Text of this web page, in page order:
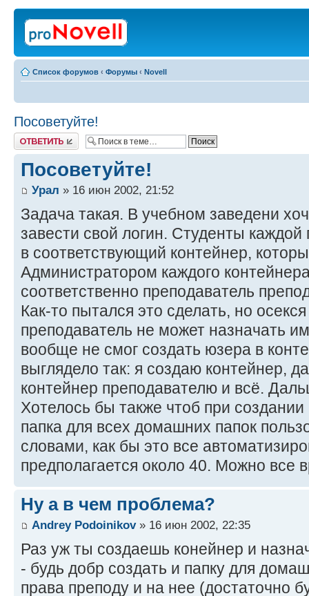
Список форумов ‹ Форумы ‹ Novell
Посоветуйте!
Ответить
Посоветуйте!
Урал » 16 июн 2002, 21:52
Задача такая. В учебном заведени
завести свой логин. Студенты
в соответствующий контейнер,
Администратором каждого
соответственно преподаватель
Как-то пытался это сделать, но
преподаватель не может назначать
вообще не смог создать юзера в
выглядело так: я создаю контейнер,
контейнер преподавателю и всё.
Хотелось бы также чтоб при
папка для всех домашних папок
словами, как бы это все
предполагается около 40. Можно все
Ну а в чем проблема?
Andrey Podoinikov» 16 июн 2002, 22:35
Раз уж ты создаешь конейнер и
- будь добр создать и папку для
права преподу и на нее (достаточно